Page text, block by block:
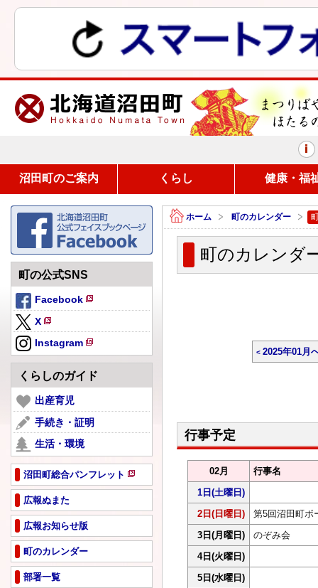
まつりばやしと、ほたるの里
沼田町のご案内 くらし 健康・福
ホーム 町のカレンダー
町のカレンダ
2025年01月
行事予定
02月
行事名
1日 (土曜日)
2日 (日曜日)
第5回沼田町ボ
3日 (月曜日)
のぞみ会
4日 (火曜日)
5日 (水曜日)
町の公式SNS
Facebook
新
ペ
ー
ジ
で
き
ま
X
新
規
ペ
ー
ジ
で
開
き
ま
す
Instagram
新
規
ペ
ジ
で
き
ま
す
くらしのガイド
出産育児
手続き・証明
生活・環境
沼田町総合パンフレット
新
ペ
ジ
開
広報ぬまた
広報お知らせ版
町のカレンダー
部署一覧